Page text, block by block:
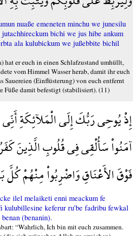
nuaße emeneten minchu we junesilu
bichi we jus hibe ankum
ala kulubickum we jußebbite bichil
hat er euch in einen Schlafzustand umhüllt,
vom Himmel Wasser herab, damit ihr euch
Sauereien (Einflüsterung) von euch entfernt
Füße damit befestigt (stabilisiert). (11)
إِذْ يُوحِي رَبُّكَ إِلَى الْمَلآئِكَةِ
آمَنُواْ سَأُلْقِي فِي قُلُوبِ الَّذِينَ
فَوْقَ الأَعْنَاقِ وَاضْرِبُواْ مِنْهُمْ كُلَّ
ilel melaiketi enni meackum fe
kulubillesine keferur ru'be fadribu fewkal
(benanin).
“Wahrlich, Ich bin mit euch zusammen.